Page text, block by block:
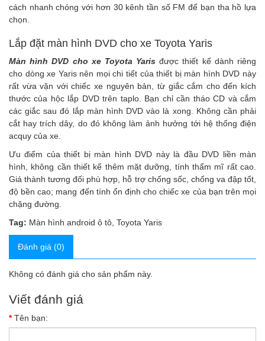
cách nhanh chóng với hơn 30 kênh tần số FM để bạn tha hồ lựa
chọn.
Lắp đặt màn hình DVD cho xe Toyota Yaris
Màn hình DVD cho xe Toyota Yaris được thiết kế dành riêng
cho dòng xe Yaris nên mọi chi tiết của thiết bị màn hình DVD này
rất vừa vặn với chiếc xe nguyên bản, từ giắc cắm cho đến kích
thước của hộc lắp DVD trên taplo. Bạn chỉ cần tháo CD và cắm
các giắc sau đó lắp màn hình DVD vào là xong. Không cần phải
cắt hay trích dây, do đó không làm ảnh hưởng tới hệ thống điện
acquy của xe.
Ưu điểm của thiết bị màn hình DVD này là đầu DVD liền màn
hình, không cần thiết kế thêm mặt dưỡng, tính thẩm mĩ rất cao.
Giá thành tương đối phù hợp, hỗ trợ chống sốc, chống va đập tốt,
độ bền cao; mang đến tính ổn định cho chiếc xe của bạn trên mọi
chặng đường.
Tag: Màn hình android ô tô Toyota Yaris
Đánh giá (0)
Không có đánh giá cho sản phẩm này.
Viết đánh giá
Tên bạn: